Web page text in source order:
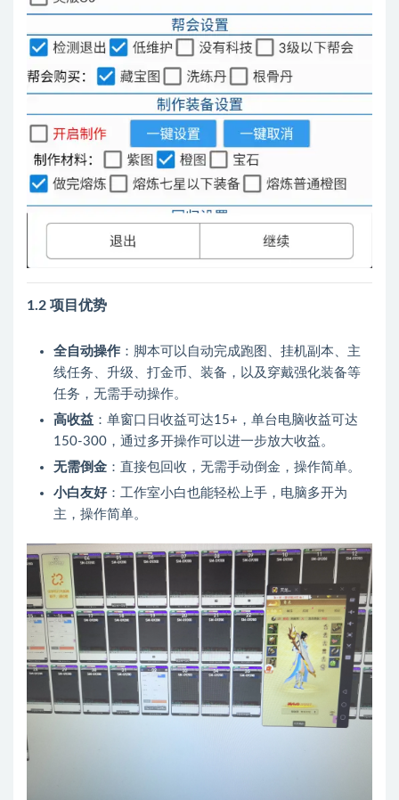
1.2 项目优势
全自动操作 ：脚本可以自动完成跑图、挂机副本、主
线任务、升级、打金币、装备，以及穿戴强化装备等
任务，无需手动操作。
高收益 ：单窗口日收益可达15+，单台电脑收益可达
150-300，通过多开操作可以进一步放大收益。
无需倒金 ：直接包回收，无需手动倒金，操作简单。
小白友好：工作室小白也能轻松上手，电脑多开为
主，操作简单。